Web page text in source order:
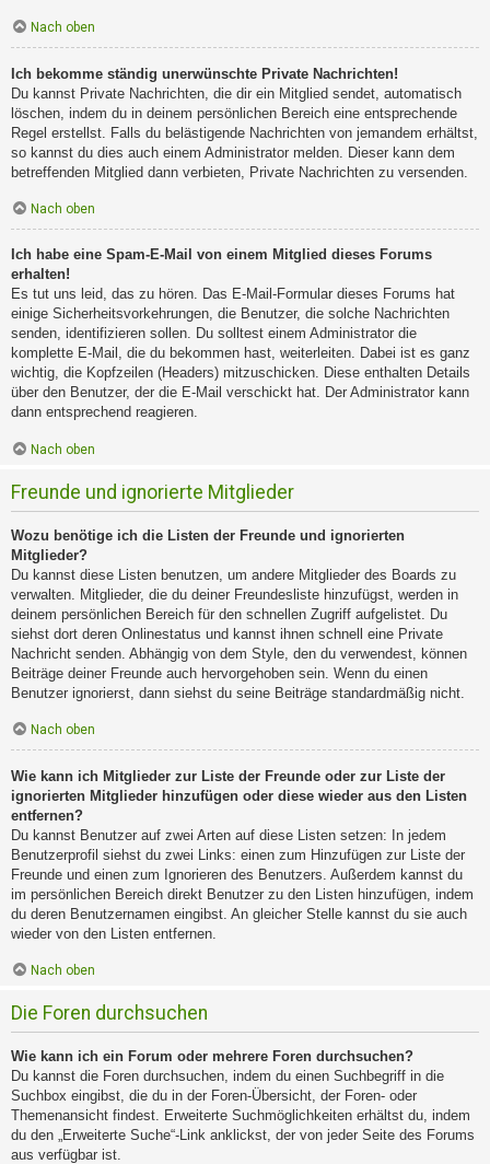
Nach oben
Ich bekomme ständig unerwünschte Private Nachrichten!
Du kannst Private Nachrichten, die dir ein Mitglied sendet, automatisch
löschen, indem du in deinem persönlichen Bereich eine entsprechende
Regel erstellst. Falls du belästigende Nachrichten von jemandem erhältst,
so kannst du dies auch einem Administrator melden. Dieser kann dem
betreffenden Mitglied dann verbieten, Private Nachrichten zu versenden.
Nach oben
Ich habe eine Spam-E-Mail von einem Mitglied dieses Forums
erhalten!
Es tut uns leid, das zu hören. Das E-Mail-Formular dieses Forums hat
einige Sicherheitsvorkehrungen, die Benutzer, die solche Nachrichten
senden, identifizieren sollen. Du solltest einem Administrator die
komplette E-Mail, die du bekommen hast, weiterleiten. Dabei ist es ganz
wichtig, die Kopfzeilen (Headers) mitzuschicken. Diese enthalten Details
über den Benutzer, der die E-Mail verschickt hat. Der Administrator kann
dann entsprechend reagieren.
Nach oben
Freunde und ignorierte Mitglieder
Wozu benötige ich die Listen der Freunde und ignorierten
Mitglieder?
Du kannst diese Listen benutzen, um andere Mitglieder des Boards zu
verwalten. Mitglieder, die du deiner Freundesliste hinzufügst, werden in
deinem persönlichen Bereich für den schnellen Zugriff aufgelistet. Du
siehst dort deren Onlinestatus und kannst ihnen schnell eine Private
Nachricht senden. Abhängig von dem Style, den du verwendest, können
Beiträge deiner Freunde auch hervorgehoben sein. Wenn du einen
Benutzer ignorierst, dann siehst du seine Beiträge standardmäßig nicht.
Nach oben
Wie kann ich Mitglieder zur Liste der Freunde oder zur Liste der
ignorierten Mitglieder hinzufügen oder diese wieder aus den Listen
entfernen?
Du kannst Benutzer auf zwei Arten auf diese Listen setzen: In jedem
Benutzerprofil siehst du zwei Links: einen zum Hinzufügen zur Liste der
Freunde und einen zum Ignorieren des Benutzers. Außerdem kannst du
im persönlichen Bereich direkt Benutzer zu den Listen hinzufügen, indem
du deren Benutzernamen eingibst. An gleicher Stelle kannst du sie auch
wieder von den Listen entfernen.
Nach oben
Die Foren durchsuchen
Wie kann ich ein Forum oder mehrere Foren durchsuchen?
Du kannst die Foren durchsuchen, indem du einen Suchbegriff in die
Suchbox eingibst, die du in der Foren-Übersicht, der Foren- oder
Themenansicht findest. Erweiterte Suchmöglichkeiten erhältst du, indem
du den „Erweiterte Suche“-Link anklickst, der von jeder Seite des Forums
aus verfügbar ist.